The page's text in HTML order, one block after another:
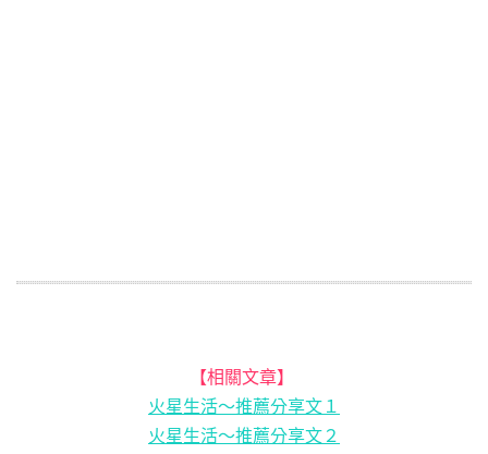
【相關文章】
火星生活～推薦分享文１
火星生活～推薦分享文２